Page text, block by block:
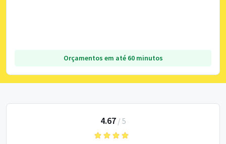
Orçamentos em até 60 minutos
4.67/ 5